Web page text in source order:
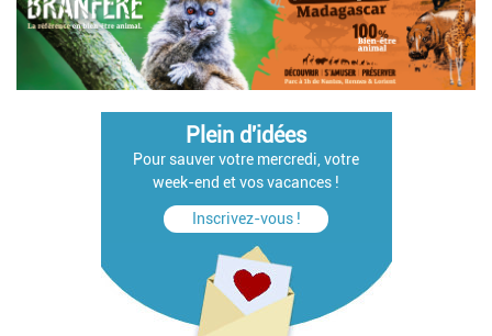
Plein d'idées
Pour sauver votre mercredi, votre
week-end et vos vacances !
Inscrivez-vous !